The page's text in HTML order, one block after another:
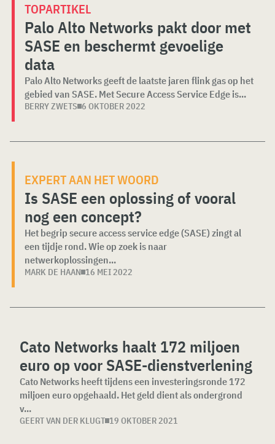
TOPARTIKEL
Palo Alto Networks pakt door met
SASE en beschermt gevoelige
data
Palo Alto Networks geeft de laatste jaren flink gas op het
gebied van SASE. Met Secure Access Service Edge is...
BERRY ZWETS 6 OKTOBER 2022
EXPERT AAN HET WOORD
Is SASE een oplossing of vooral
nog een concept?
Het begrip secure access service edge (SASE) zingt al
een tijdje rond. Wie op zoek is naar
netwerkoplossingen...
MARK DE HAAN 16 MEI 2022
Cato Networks haalt 172 miljoen
euro op voor SASE-dienstverlening
Cato Networks heeft tijdens een investeringsronde 172
miljoen euro opgehaald. Het geld dient als ondergrond
v...
GEERT VAN DER KLUGT 19 OKTOBER 2021